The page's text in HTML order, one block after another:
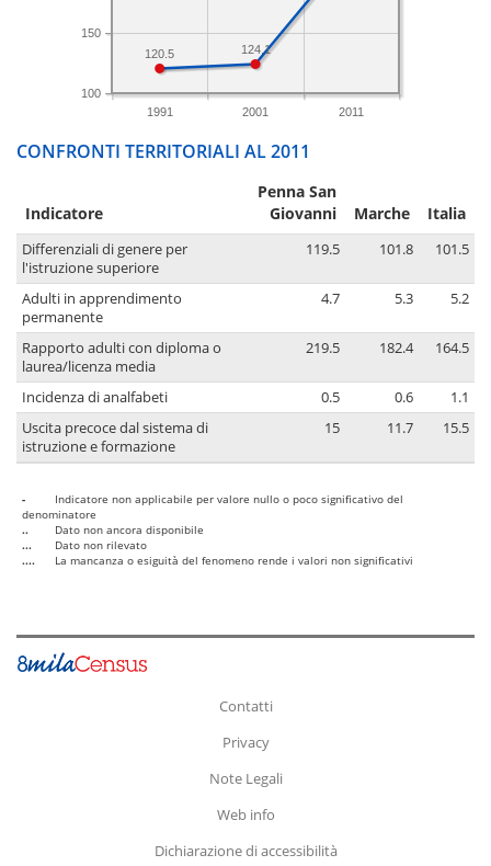
1991 2001 2011
100
150
124.1
120.5
CONFRONTI TERRITORIALI AL 2011
Indicatore
Penna San
Giovanni
Marche Italia
Differenziali di genere per
l'istruzione superiore
119.5 101.8 101.5
Adulti in apprendimento
permanente
4.7 5.3 5.2
Rapporto adulti con diploma o
laurea/licenza media
219.5 182.4 164.5
Incidenza di analfabeti 0.5 0.6
1.1
Uscita precoce dal sistema di
istruzione e formazione
15 11.7 15.5
-
Indicatore non applicabile per valore nullo o poco significativo del
denominatore
..
Dato non ancora disponibile
...
Dato non rilevato
....
La mancanza o esiguità del fenomeno rende i valori non significativi
Contatti
Privacy
Note Legali
Web info
Dichiarazione di accessibilità